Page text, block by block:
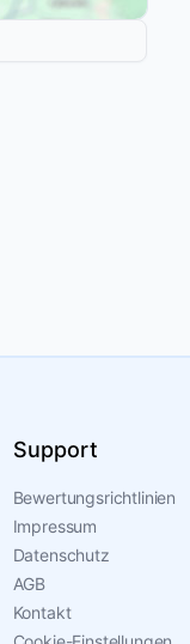
Support
Bewertungsrichtlinien
Impressum
Datenschutz
AGB
Kontakt